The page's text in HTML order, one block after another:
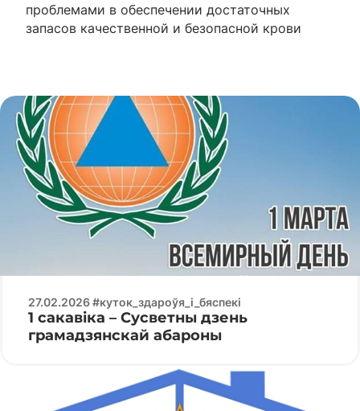
проблемами в обеспечении достаточных
запасов качественной и безопасной крови
27.02.2026 #куток_здароўя_і_бяспекі
1 сакавіка – Сусветны дзень
грамадзянскай абароны